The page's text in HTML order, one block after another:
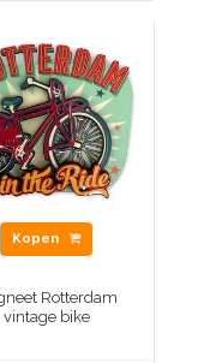
Kopen
Rotterdam
vintage bike